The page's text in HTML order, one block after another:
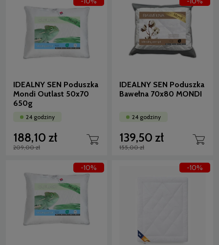
IDEALNY SEN Poduszka
Mondi Outlast 50x70
650g
24 godziny
188,10 zł
209,00 zł
IDEALNY SEN Poduszka
Bawełna 70x80 MONDI
24 godziny
139,50 zł
155,00 zł
-10% -10%